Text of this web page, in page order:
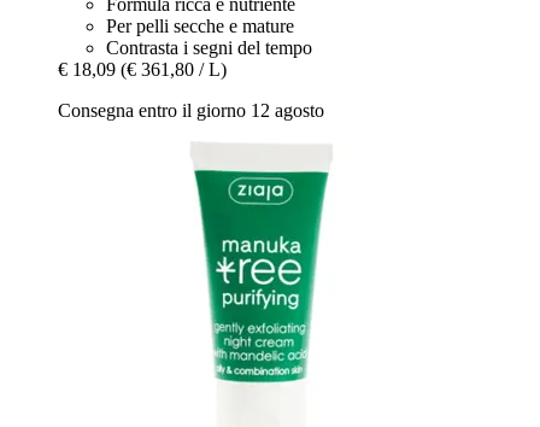
Per pelli secche e mature
Contrasta i segni del tempo
€ 18,09 (€ 361,80 / L)
Consegna entro il giorno 12 agosto